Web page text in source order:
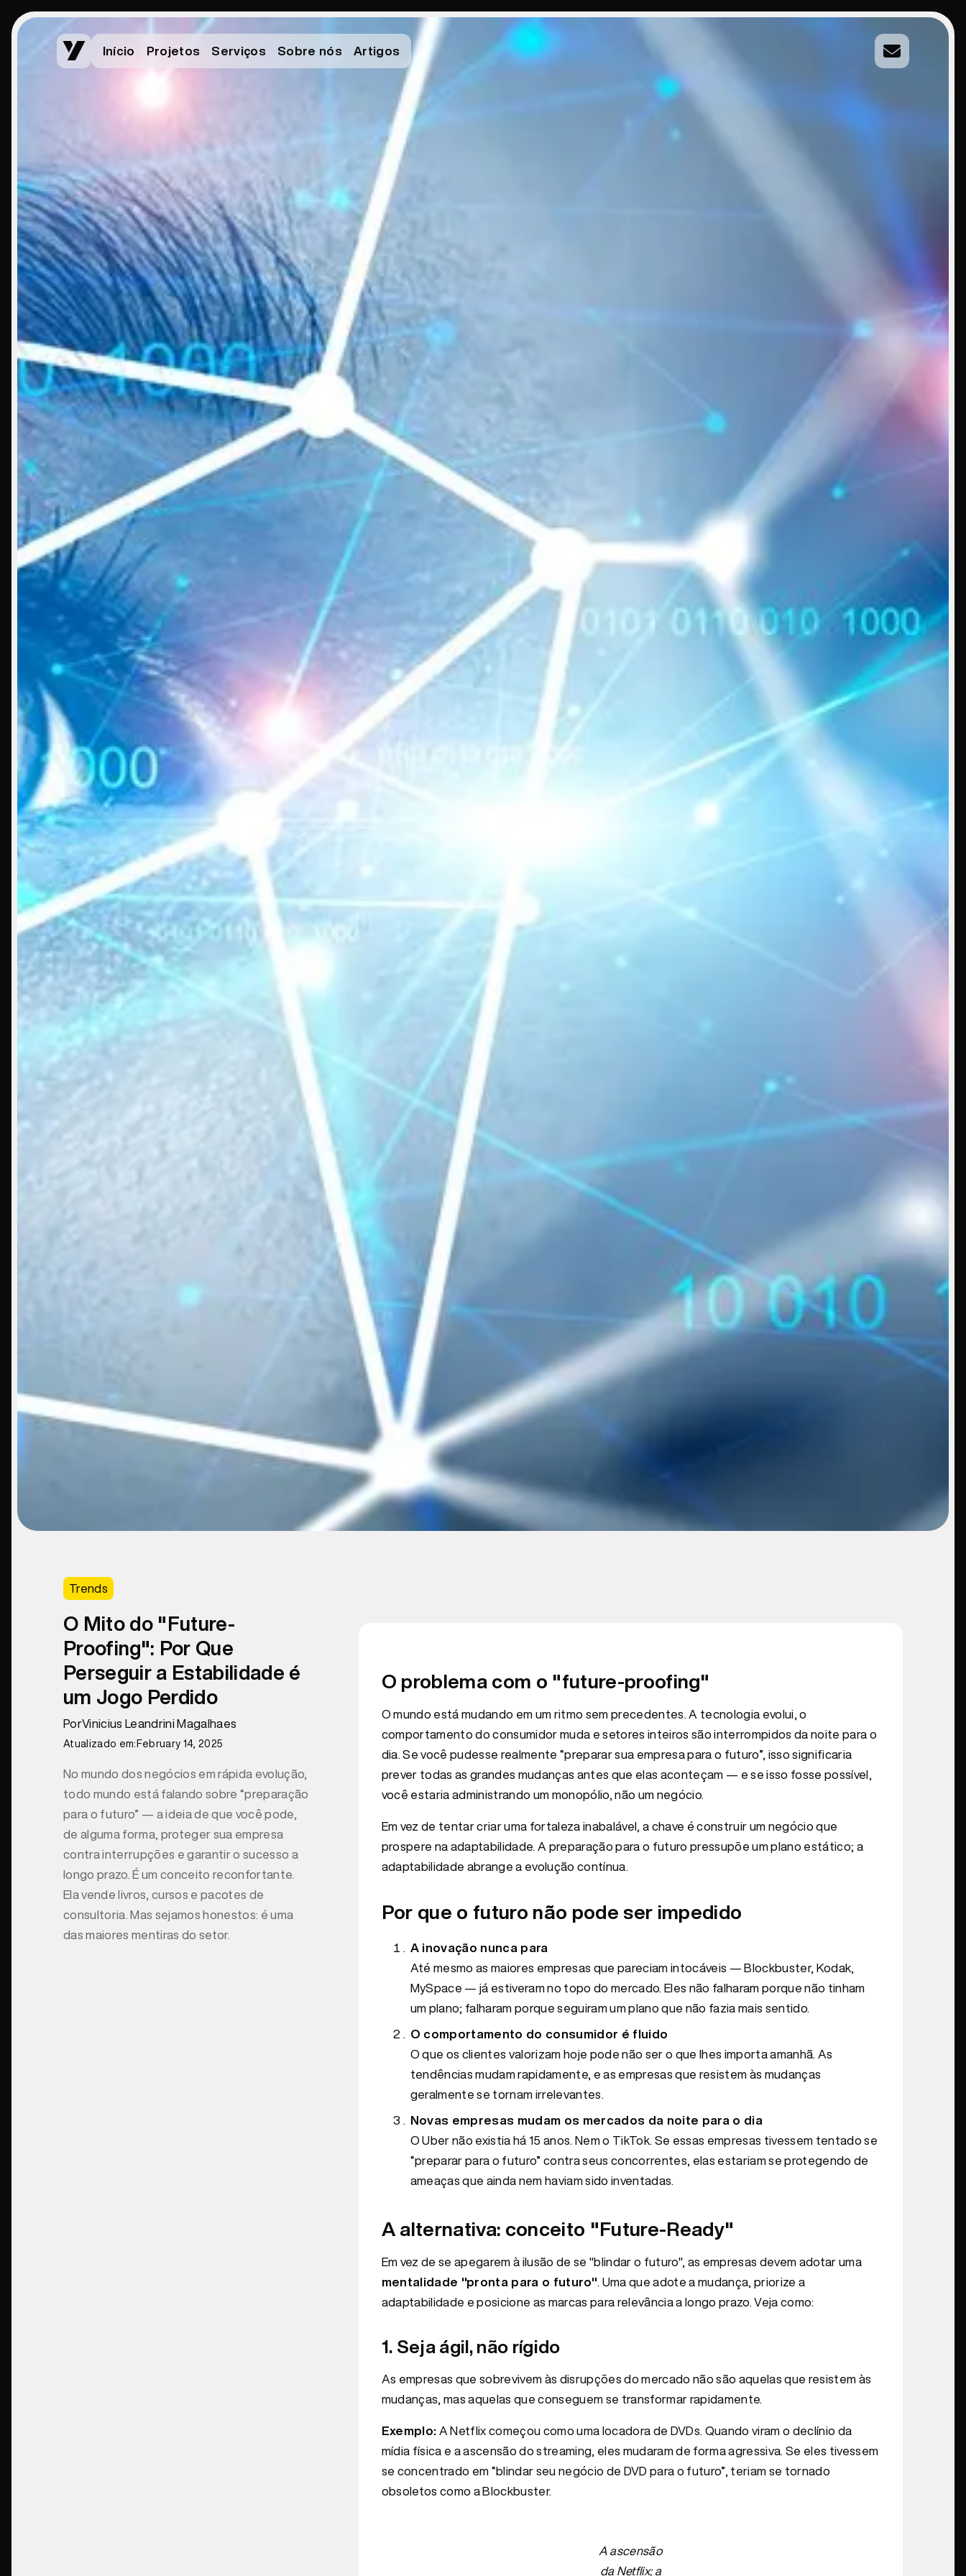
Início Projetos Serviços Sobre nós Artigos
Trends
O Mito do "Future-
Proofing": Por Que
Perseguir a Estabilidade é
um Jogo Perdido
PorVinicius Leandrini Magalhaes
Atualizado em: February 14, 2025
No mundo dos negócios em rápida evolução,
todo mundo está falando sobre “preparação
para o futuro” — a ideia de que você pode,
de alguma forma, proteger sua empresa
contra interrupções e garantir o sucesso a
longo prazo. É um conceito reconfortante.
Ela vende livros, cursos e pacotes de
consultoria. Mas sejamos honestos: é uma
das maiores mentiras do setor.
O problema com o "future-proofing"
O mundo está mudando em um ritmo sem precedentes. A tecnologia evolui, o
comportamento do consumidor muda e setores inteiros são interrompidos da noite para o
dia. Se você pudesse realmente “preparar sua empresa para o futuro”, isso significaria
prever todas as grandes mudanças antes que elas aconteçam — e se isso fosse possível,
você estaria administrando um monopólio, não um negócio.
Em vez de tentar criar uma fortaleza inabalável, a chave é construir um negócio que
prospere na adaptabilidade. A preparação para o futuro pressupõe um plano estático; a
adaptabilidade abrange a evolução contínua.
Por que o futuro não pode ser impedido
A inovação nunca para
Até mesmo as maiores empresas que pareciam intocáveis — Blockbuster, Kodak,
MySpace — já estiveram no topo do mercado. Eles não falharam porque não tinham
um plano; falharam porque seguiram um plano que não fazia mais sentido.
O comportamento do consumidor é fluido
O que os clientes valorizam hoje pode não ser o que lhes importa amanhã. As
tendências mudam rapidamente, e as empresas que resistem às mudanças
geralmente se tornam irrelevantes.
Novas empresas mudam os mercados da noite para o dia
O Uber não existia há 15 anos. Nem o TikTok. Se essas empresas tivessem tentado se
“preparar para o futuro” contra seus concorrentes, elas estariam se protegendo de
ameaças que ainda nem haviam sido inventadas.
A alternativa: conceito "Future-Ready"
Em vez de se apegarem à ilusão de se "blindar o futuro", as empresas devem adotar uma
mentalidade "pronta para o futuro" . Uma que adote a mudança, priorize a
adaptabilidade e posicione as marcas para relevância a longo prazo. Veja como:
1. Seja ágil, não rígido
As empresas que sobrevivem às disrupções do mercado não são aquelas que resistem às
mudanças, mas aquelas que conseguem se transformar rapidamente.
Exemplo: A Netflix começou como uma locadora de DVDs. Quando viram o declínio da
mídia física e a ascensão do streaming, eles mudaram de forma agressiva. Se eles tivessem
se concentrado em “blindar seu negócio de DVD para o futuro”, teriam se tornado
obsoletos como a Blockbuster.
A ascensão
da Netflix; a